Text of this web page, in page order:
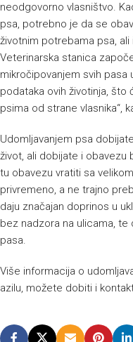
neodgovorno vlasništvo.
psa, potrebno je da se
životnim potrebama psa,
Veterinarska stanica
mikročipovanjem svih pasa
podataka ovih životinja, što
psima od strane vlasnika“,
Udomljavanjem psa
život, ali dobijate i obavezu
tu obavezu vratiti sa
privremeno, a ne trajno
daju značajan doprinos u
bez nadzora na ulicama,
pasa.
Više informacija o
azilu, možete dobiti i